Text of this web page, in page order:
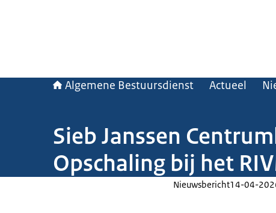
Algemene Bestuursdienst Actueel
Sieb Janssen
Opschaling bij het
Nieuwsbericht14-04-